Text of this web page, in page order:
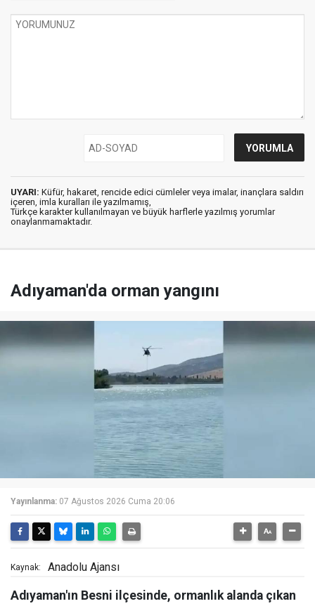
UYARI: Küfür, hakaret, rencide edici cümleler veya imalar, inançlara saldırı
içeren, imla kuralları ile yazılmamış,
Türkçe karakter kullanılmayan ve büyük harflerle yazılmış yorumlar
onaylanmamaktadır.
Adıyaman'da orman yangını
Yayınlanma: 07 Ağustos 2026 Cuma 20:06
Kaynak: Anadolu Ajansı
Adıyaman'ın Besni ilçesinde, ormanlık alanda çıkan